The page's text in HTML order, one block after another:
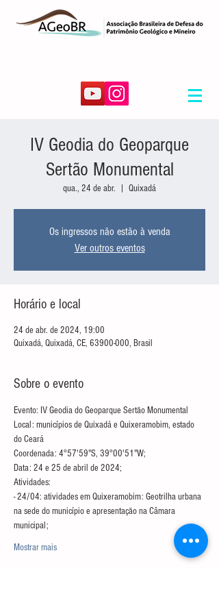
IV Geodia do Geoparque
Sertão Monumental
qua., 24 de abr. Quixadá
Os ingressos não estão à venda
Ver outros eventos
Horário e local
24 de abr. de 2024, 19:00
Quixadá, Quixadá, CE, 63900-000, Brasil
Sobre o evento
Evento: IV Geodia do Geoparque Sertão Monumental
Local: municípios de Quixadá e Quixeramobim, estado
do Ceará
Coordenada: 4°57'59"S, 39°00'51"W;
Data: 24 e 25 de abril de 2024;
Atividades:
- 24/04: atividades em Quixeramobim: Geotrilha urbana
na sede do município e apresentação na Câmara
municipal;
Mostrar mais